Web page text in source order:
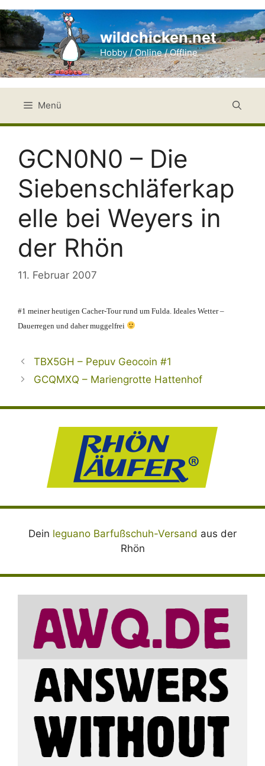
Zum
Inhalt
springen
wildchicken.net
Hobby / Online / Offline
Menü
GCN0N0 – Die
Siebenschläferkap
elle bei Weyers in
der Rhön
11. Februar 2007
#1 meiner heutigen Cacher-Tour rund um Fulda. Ideales Wetter –
Dauerregen und daher muggelfrei
TBX5GH – Pepuv Geocoin #1
GCQMXQ – Mariengrotte Hattenhof
Dein leguano Barfußschuh-Versand aus der
Rhön